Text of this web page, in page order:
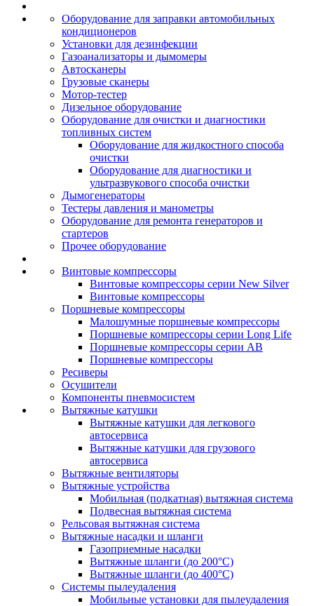
Оборудование для заправки автомобильных
кондиционеров
Установки для дезинфекции
Газоанализаторы и дымомеры
Автосканеры
Грузовые сканеры
Мотор-тестер
Дизельное оборудование
Оборудование для очистки и диагностики
топливных систем
Оборудование для жидкостного способа
очистки
Оборудование для диагностики и
ультразвукового способа очистки
Дымогенераторы
Тестеры давления и манометры
Оборудование для ремонта генераторов и
стартеров
Прочее оборудование
Винтовые компрессоры
Винтовые компрессоры серии New Silver
Винтовые компрессоры
Поршневые компрессоры
Малошумные поршневые компрессоры
Поршневые компрессоры серии Long Life
Поршневые компрессоры серии AB
Поршневые компрессоры
Ресиверы
Осушители
Компоненты пневмосистем
Вытяжные катушки
Вытяжные катушки для легкового
автосервиса
Вытяжные катушки для грузового
автосервиса
Вытяжные вентиляторы
Вытяжные устройства
Мобильная (подкатная) вытяжная система
Подвесная вытяжная система
Рельсовая вытяжная система
Вытяжные насадки и шланги
Газоприемные насадки
Вытяжные шланги (до 200°C)
Вытяжные шланги (до 400°C)
Системы пылеудаления
Мобильные установки для пылеудаления